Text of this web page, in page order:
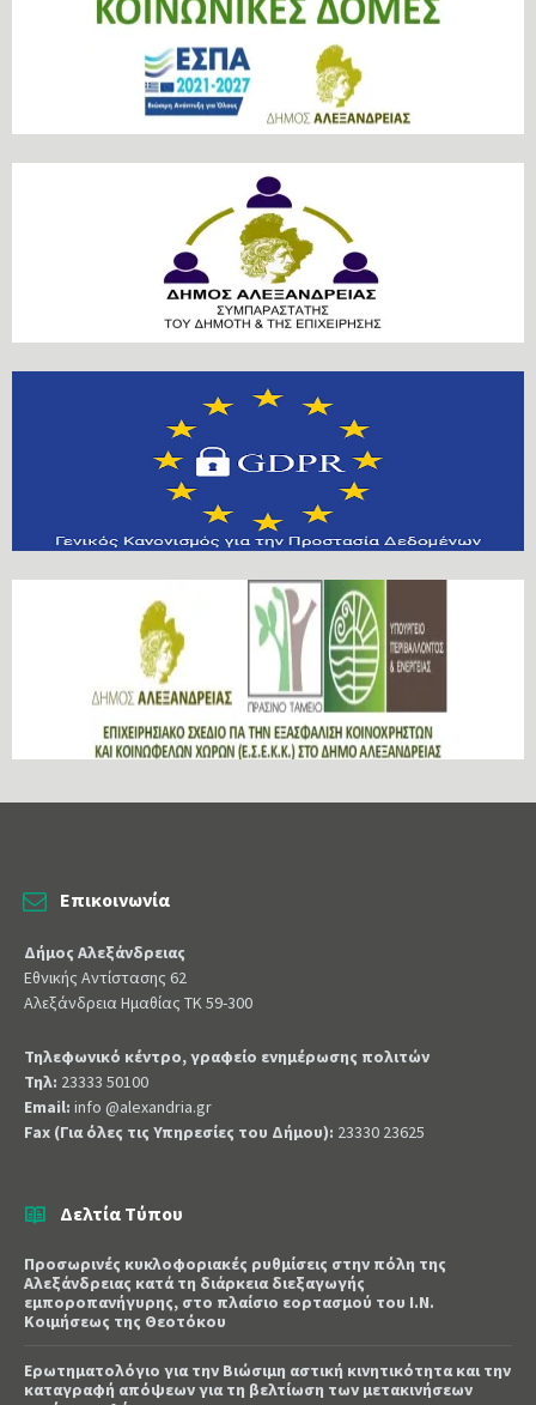
Επικοινωνία
Δήμος Αλεξάνδρειας
Εθνικής Αντίστασης 62
Αλεξάνδρεια Ημαθίας ΤΚ 59-300
Τηλεφωνικό κέντρο, γραφείο ενημέρωσης πολιτών
Τηλ: 23333 50100
Email: info @alexandria.gr
Fax (Για όλες τις Υπηρεσίες του Δήμου): 23330 23625
Δελτία Τύπου
Προσωρινές κυκλοφοριακές ρυθμίσεις στην πόλη της
Αλεξάνδρειας κατά τη διάρκεια διεξαγωγής
εμποροπανήγυρης, στο πλαίσιο εορτασμού του Ι.Ν.
Κοιμήσεως της Θεοτόκου
Ερωτηματολόγιο για την Βιώσιμη αστική κινητικότητα και την
καταγραφή απόψεων για τη βελτίωση των μετακινήσεων